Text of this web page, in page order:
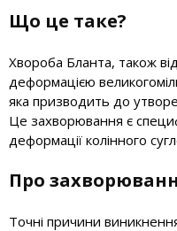
Що це таке?
Хвороба Бланта, також
деформацією
яка призводить до
Це захворювання є
деформації колінного
Про
Точні причини